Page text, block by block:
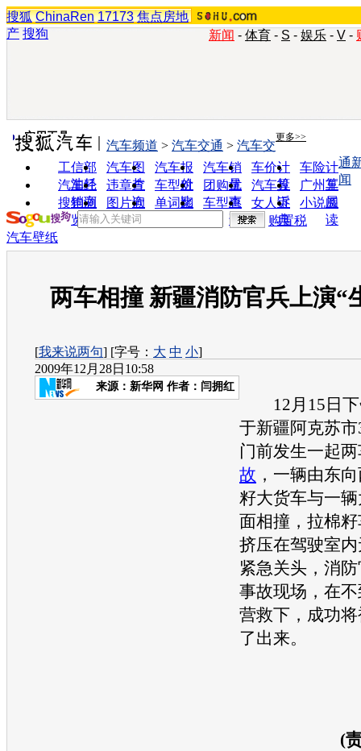
搜狐 ChinaRen 17173 焦点房地
产 搜狗 新闻 - 体育 - S - 娱乐 - V -
实用工具 更多>>
工信部
油耗
汽车图
片
汽车报
价
汽车销
量
车价计
算
车险计
算
汽车经
销商
违章查
询
车型对
比
团购优
惠
汽车投
诉
广州车
展
搜狗浏
览器
图片欣
赏
单词翻
车型查
询
女人宝
典
小说阅
读
汽车频道 > 汽车交通 > 汽车交
通
闻
购置税
汽车壁纸
两车相撞 新疆消防官兵上演“
[我来说两句] [字号： 大 中 小]
2009年12月28日10:58
来源： 新华网 作者：闫拥红
12月15日下
于新疆阿克苏
门前发生一起
故 ，一辆由东
籽大货车与一
面相撞，拉棉
挤压在驾驶室
紧急关头，消
事故现场，在
营救下，成功
了出来。
(